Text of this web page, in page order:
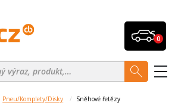
0
Pneu/Komplety/Disky Sněhové řetězy